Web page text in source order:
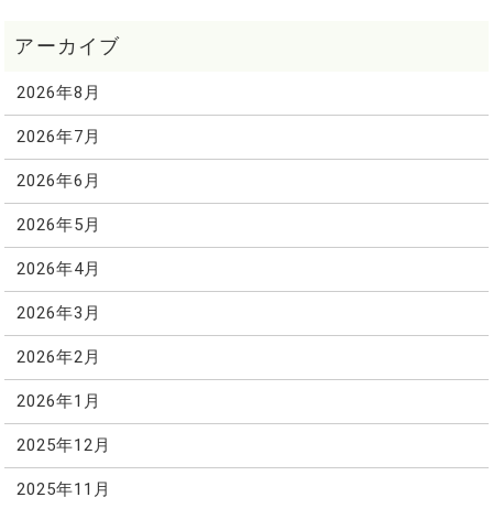
2026年8月
2026年7月
2026年6月
2026年5月
2026年4月
2026年3月
2026年2月
2026年1月
2025年12月
2025年11月